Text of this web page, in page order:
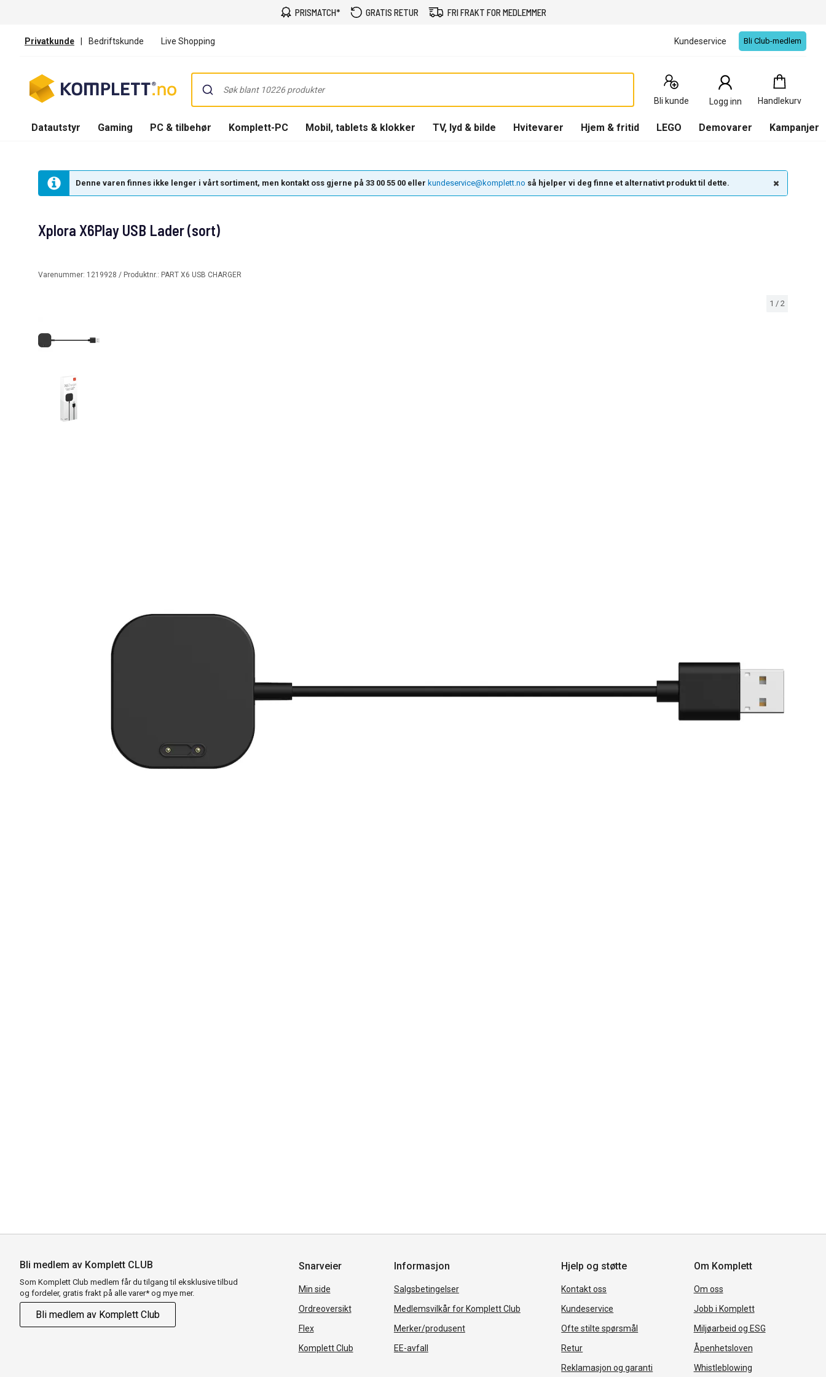
PRISMATCH* GRATIS RETUR FRI FRAKT FOR MEDLEMMER
Privatkunde | Bedriftskunde Live Shopping Kundeservice Bli Club-medlem
Bli kunde Logg inn Handlekurv
Handlekurv
0
Produkter
Datautstyr Gaming PC & tilbehør Komplett-PC Mobil, tablets & klokker TV, lyd & bilde Hvitevarer Hjem & fritid LEGO Demovarer Kampanjer
Denne varen finnes ikke lenger i vårt sortiment, men kontakt oss gjerne på 33 00 55 00 eller kundeservice@komplett.no så hjelper vi deg finne et alternativt produkt til dette.
1 / 2
Xplora X6Play USB Lader (sort)
Varenummer: 1219928 / Produktnr.: PART X6 USB CHARGER
Bli medlem av Komplett CLUB
Som Komplett Club medlem får du tilgang til eksklusive tilbud
og fordeler, gratis frakt på alle varer* og mye mer.
Bli medlem av Komplett Club
Snarveier
Min side
Ordreoversikt
Flex
Komplett Club
Informasjon
Salgsbetingelser
Medlemsvilkår for Komplett Club
Merker/produsent
EE-avfall
Hjelp og støtte
Kontakt oss
Kundeservice
Ofte stilte spørsmål
Retur
Reklamasjon og garanti
Om Komplett
Om oss
Jobb i Komplett
Miljøarbeid og ESG
Åpenhetsloven
Whistleblowing